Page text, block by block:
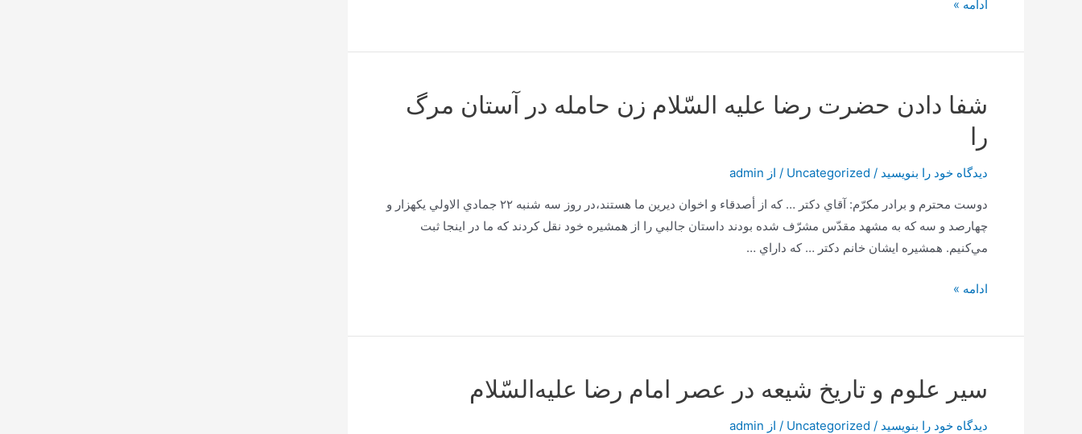
هدف
علیه
در
روز
23
القعده
مشهد
ادامه »
شفا دادن حضرت رضا عليه السّلام زن حامله در آستان مرگ
را
دیدگاه‌ خود را بنویسید /
Uncategorized / از admin
دوست محترم و برادر مكرّم: آقاي دكتر … كه از أصدقاء و اخوان ديرين ما هستند،در روز سه شنبه ٢٢ جمادي الاولي يكهزار و
چهارصد و سه كه به مشهد مقدّس مشرّف شده بودند داستان جالبي را از همشيره خود نقل كردند كه ما در اينجا ثبت
مي‌كنيم. همشيره ايشان خانم دكتر … كه داراي …
شفا
السّلام
ادامه »
سير علوم‌ و تاريخ‌ شيعه‌ در عصر امام‌ رضا عليه‌السّلام
دیدگاه‌ خود را بنویسید /
Uncategorized / از admin